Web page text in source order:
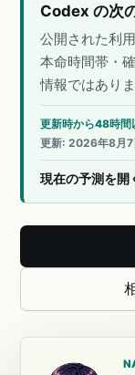
Codex の次
公開された利
本命時間帯・
情報ではありま
更新時から48時間
更新:2026年8月
現在の予測を開